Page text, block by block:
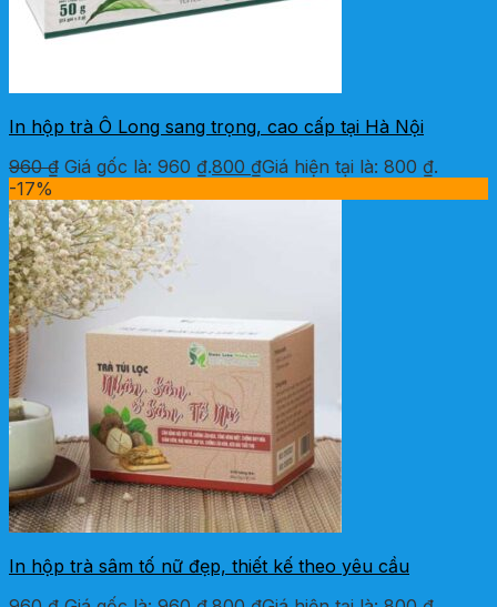
In hộp trà Ô Long sang trọng, cao cấp tại Hà Nội
960₫ Giá gốc là: 960 ₫.800 ₫Giá hiện tại là: 800 ₫.
-17%
In hộp trà sâm tố nữ đẹp, thiết kế theo yêu cầu